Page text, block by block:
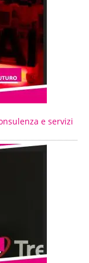
e servizi